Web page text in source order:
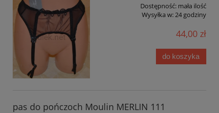
Dostępność: mała ilość
Wysyłka w:24 godziny
44,00 zł
do koszyka
pas do pończoch Moulin MERLIN 111